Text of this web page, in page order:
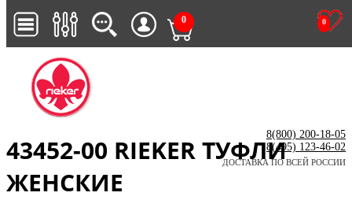
0
0
8(800) 200-18-05
8(495) 123-46-02
ДОСТАВКА ПО ВСЕЙ РОССИИ
43452-00 RIEKER ТУФЛИ
ЖЕНСКИЕ